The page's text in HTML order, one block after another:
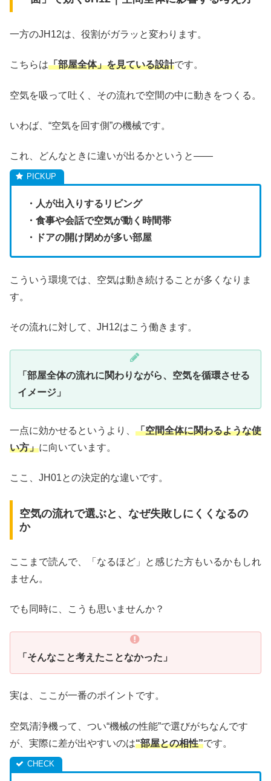
一方のJH12は、役割がガラッと変わります。
こちらは「部屋全体」を見ている設計です。
空気を吸って吐く、その流れで空間の中に動きをつくる。
いわば、“空気を回す側”の機械です。
これ、どんなときに違いが出るかというと――
・人が出入りするリビング
・食事や会話で空気が動く時間帯
・ドアの開け閉めが多い部屋
こういう環境では、空気は動き続けることが多くなりま
す。
その流れに対して、JH12はこう働きます。
「部屋全体の流れに関わりながら、空気を循環させる
イメージ」
一点に効かせるというより、 「空間全体に関わるような使
い方」に向いています。
ここ、JH01との決定的な違いです。
空気の流れで選ぶと、なぜ失敗しにくくなるの
か
ここまで読んで、「なるほど」と感じた方もいるかもしれ
ません。
でも同時に、こうも思いませんか？
「そんなこと考えたことなかった」
実は、ここが一番のポイントです。
空気清浄機って、つい“機械の性能”で選びがちなんです
が、実際に差が出やすいのは“部屋との相性”です。